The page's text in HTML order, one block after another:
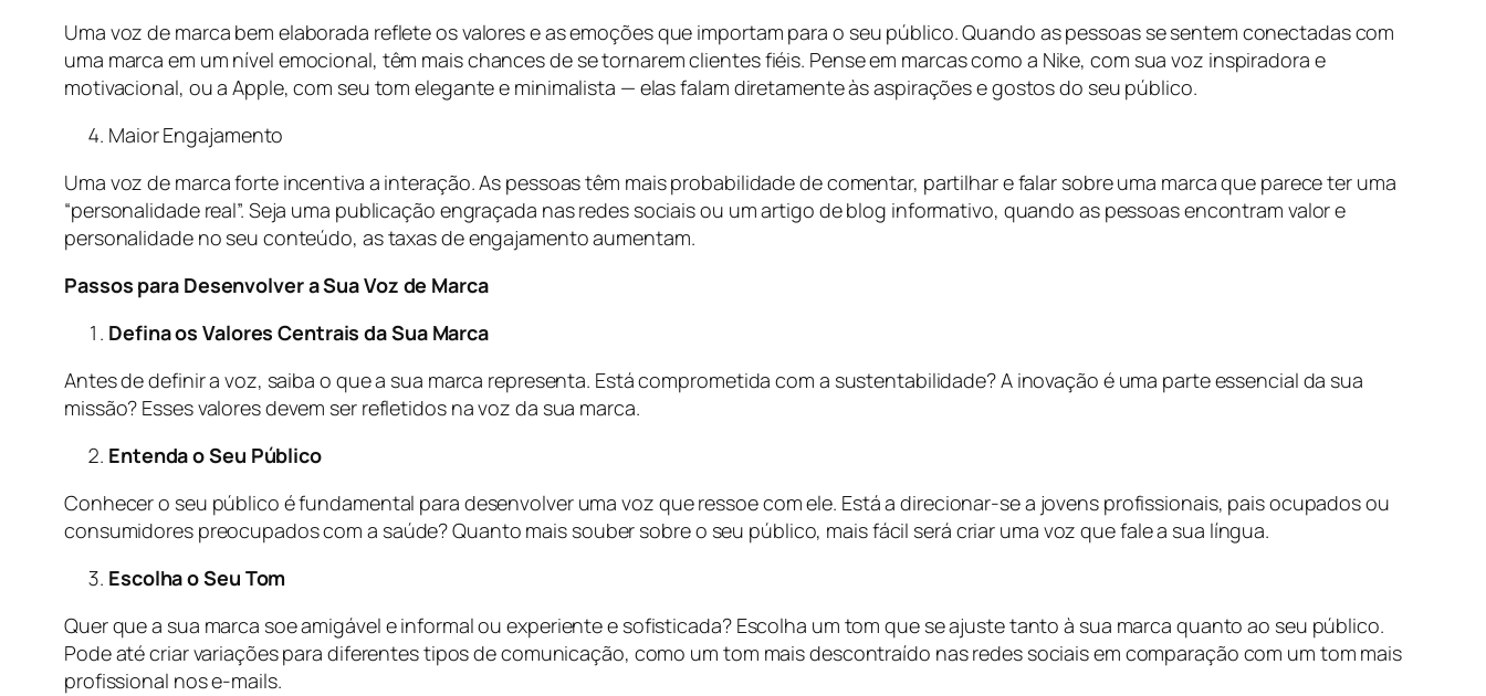
Uma voz de marca bem elaborada reflete os valores e as emoções que importam para o seu público. Quando as pessoas se sentem conectadas com
uma marca em um nível emocional, têm mais chances de se tornarem clientes fiéis. Pense em marcas como a Nike, com sua voz inspiradora e
motivacional, ou a Apple, com seu tom elegante e minimalista — elas falam diretamente às aspirações e gostos do seu público.
Maior Engajamento
Uma voz de marca forte incentiva a interação. As pessoas têm mais probabilidade de comentar, partilhar e falar sobre uma marca que parece ter uma
“personalidade real”. Seja uma publicação engraçada nas redes sociais ou um artigo de blog informativo, quando as pessoas encontram valor e
personalidade no seu conteúdo, as taxas de engajamento aumentam.
Passos para Desenvolver a Sua Voz de Marca
Defina os Valores Centrais da Sua Marca
Antes de definir a voz, saiba o que a sua marca representa. Está comprometida com a sustentabilidade? A inovação é uma parte essencial da sua
missão? Esses valores devem ser refletidos na voz da sua marca.
Entenda o Seu Público
Conhecer o seu público é fundamental para desenvolver uma voz que ressoe com ele. Está a direcionar-se a jovens profissionais, pais ocupados ou
consumidores preocupados com a saúde? Quanto mais souber sobre o seu público, mais fácil será criar uma voz que fale a sua língua.
Escolha o Seu Tom
Quer que a sua marca soe amigável e informal ou experiente e sofisticada? Escolha um tom que se ajuste tanto à sua marca quanto ao seu público.
Pode até criar variações para diferentes tipos de comunicação, como um tom mais descontraído nas redes sociais em comparação com um tom mais
profissional nos e-mails.